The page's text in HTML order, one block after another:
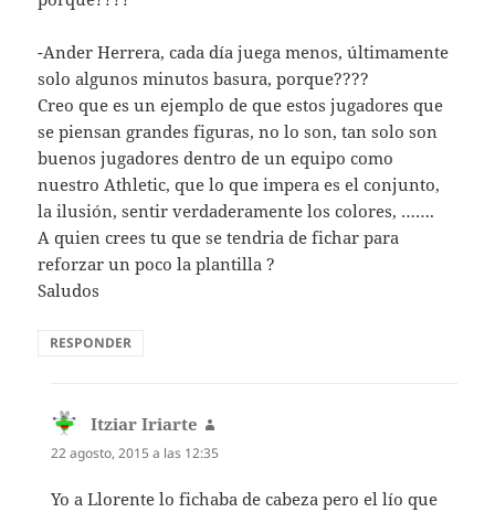
-Ander Herrera, cada día juega menos, últimamente
solo algunos minutos basura, porque????
Creo que es un ejemplo de que estos jugadores que
se piensan grandes figuras, no lo son, tan solo son
buenos jugadores dentro de un equipo como
nuestro Athletic, que lo que impera es el conjunto,
la ilusión, sentir verdaderamente los colores, …….
A quien crees tu que se tendria de fichar para
reforzar un poco la plantilla ?
Saludos
RESPONDER
Itziar Iriarte
22 agosto, 2015 a las 12:35
Yo a Llorente lo fichaba de cabeza pero el lío que